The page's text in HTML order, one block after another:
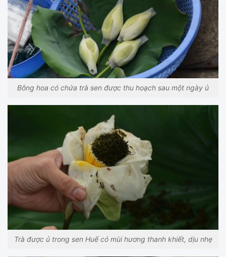
Bông hoa có chứa trà sen được thu hoạch sau một ngày ủ
Trà được ủ trong sen Huế có mùi hương thanh khiết, dịu nhẹ